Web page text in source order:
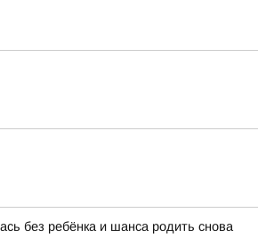
без ребёнка и шанса родить снова